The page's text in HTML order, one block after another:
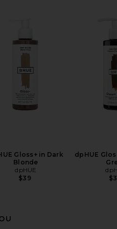
Gloss+ in Dark
Blonde
dpHUE
$39
dpHUE